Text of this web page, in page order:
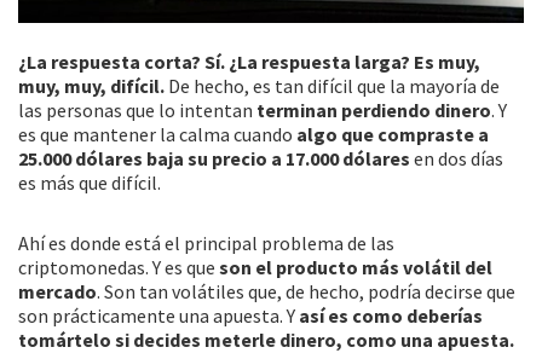
¿La respuesta corta? Sí. ¿La respuesta larga? Es muy,
muy, muy, difícil. De hecho, es tan difícil que la mayoría de
las personas que lo intentan terminan perdiendo dinero. Y
es que mantener la calma cuando algo que compraste a
25.000 dólares baja su precio a 17.000 dólares en dos días
es más que difícil.
Ahí es donde está el principal problema de las
criptomonedas. Y es que son el producto más volátil del
mercado. Son tan volátiles que, de hecho, podría decirse que
son prácticamente una apuesta. Y así es como deberías
tomártelo si decides meterle dinero, como una apuesta.